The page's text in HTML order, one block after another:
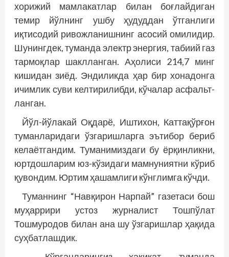
хорижий мамлакатлар билан боғлайдиган
темир йўлнинг ушбу ҳудуддан ўтганлиги
иқтисодий ривож­ланишнинг асосий омилидир.
Шунинг­дек, туманда электр энергия, табиий газ
тармоқлар шаклланган. Аҳолиси 214,7 минг
кишидан зиёд. Эндиликда ҳар бир хонадонга
ичимлик суви келтирилибди, кўчалар асфальт­
ланган.
Йўл-йўлакай Оқдарё, Иштихон, Каттақўрғон
туманларидаги ўзгаришларга эътибор бериб
келаётгандим. Туманимиздаги бу ёрқинликни,
юртдошларим юз-кўзидаги мамнуниятни кўриб
қувондим. Юртим ҳашамлиги кўнглимга кўчди.
Туманнинг “Навқирон Нарпай” газетаси бош
муҳаррири устоз журналист Тошпўлат
Тошмуродов билан ана шу ўзгаришлар ҳақида
суҳбатлашдик.